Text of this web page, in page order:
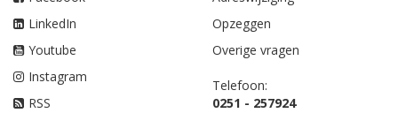
LinkedIn
Youtube
Instagram
RSS
Opzeggen
Overige vragen
Telefoon:
0251 - 257924